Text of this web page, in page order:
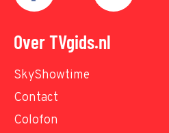
Over TVgids.nl
SkyShowtime
Contact
Colofon